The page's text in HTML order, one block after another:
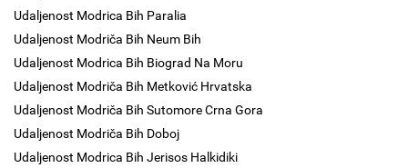
Udaljenost Modrica Bih Paralia
Udaljenost Modriča Bih Neum Bih
Udaljenost Modrica Bih Biograd Na Moru
Udaljenost Modriča Bih Metković Hrvatska
Udaljenost Modriča Bih Sutomore Crna Gora
Udaljenost Modriča Bih Doboj
Udaljenost Modrica Bih Jerisos Halkidiki